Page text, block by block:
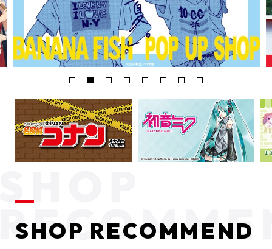
SHOP RECOMMEND